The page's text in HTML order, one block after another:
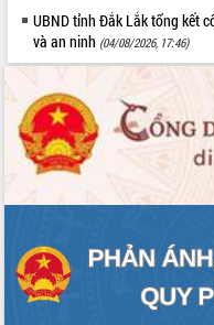
UBND tỉnh Đắk Lắk tổng kết
và an ninh (04/08/2026, 17:46)